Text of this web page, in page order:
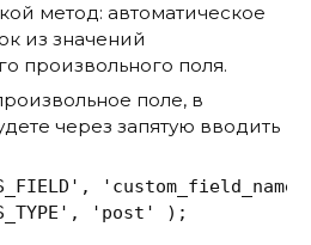
метод: автоматическое
из значений
произвольного поля.
поле, в
через запятую вводить
'post' );